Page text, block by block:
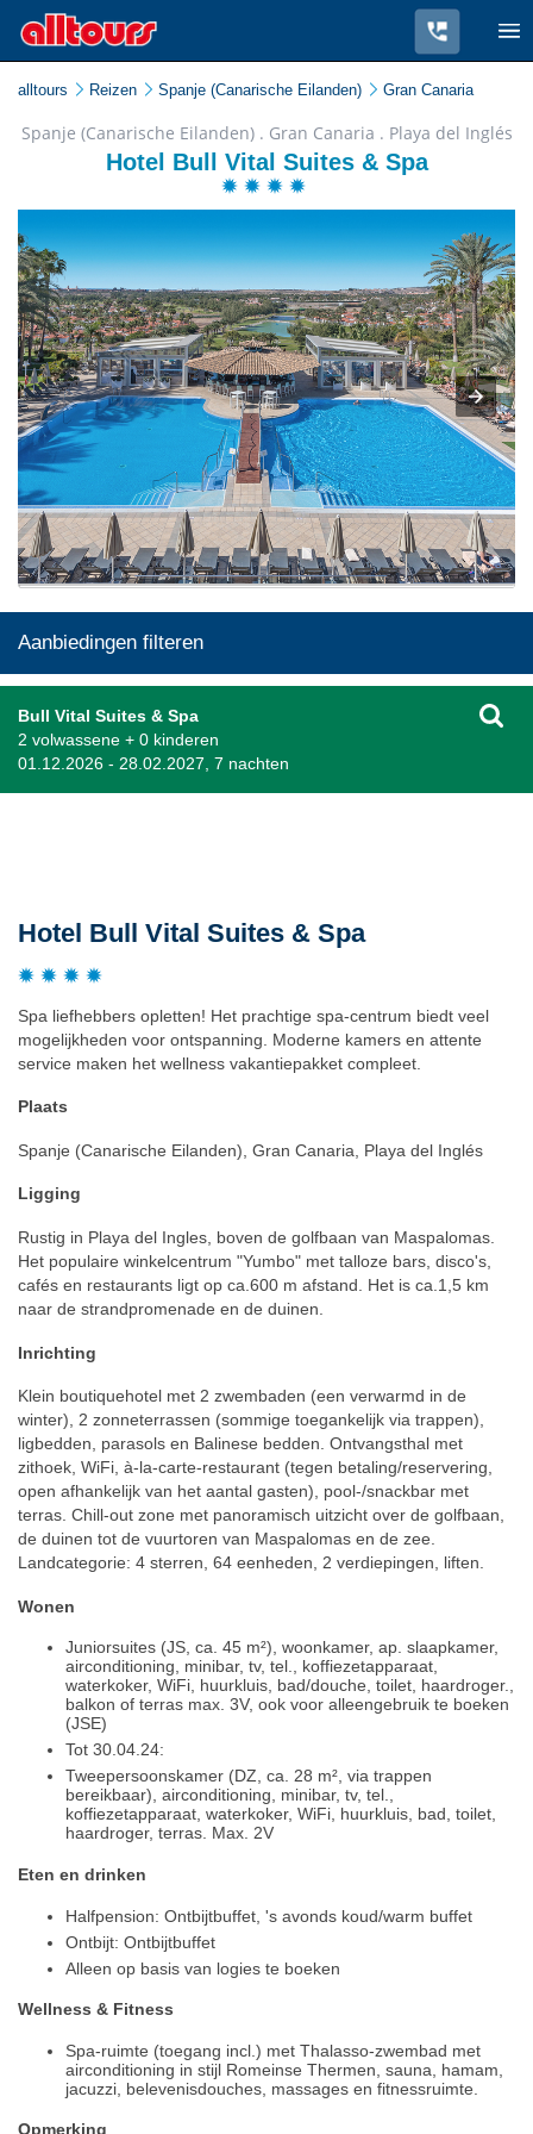
alltours Reizen Spanje (Canarische Eilanden) Gran Canaria
Spanje (Canarische Eilanden) . Gran Canaria . Playa del Inglés
Hotel Bull Vital Suites & Spa
Aanbiedingen filteren
Bull Vital Suites & Spa
2 volwassene + 0 kinderen
01.12.2026 - 28.02.2027, 7 nachten
Hotel Bull Vital Suites & Spa
Spa liefhebbers opletten! Het prachtige spa-centrum biedt veel
mogelijkheden voor ontspanning. Moderne kamers en attente
service maken het wellness vakantiepakket compleet.
Plaats
Spanje (Canarische Eilanden), Gran Canaria, Playa del Inglés
Ligging
Rustig in Playa del Ingles, boven de golfbaan van Maspalomas.
Het populaire winkelcentrum "Yumbo" met talloze bars, disco's,
cafés en restaurants ligt op ca.600 m afstand. Het is ca.1,5 km
naar de strandpromenade en de duinen.
Inrichting
Klein boutiquehotel met 2 zwembaden (een verwarmd in de
winter), 2 zonneterrassen (sommige toegankelijk via trappen),
ligbedden, parasols en Balinese bedden. Ontvangsthal met
zithoek, WiFi, à-la-carte-restaurant (tegen betaling/reservering,
open afhankelijk van het aantal gasten), pool-/snackbar met
terras. Chill-out zone met panoramisch uitzicht over de golfbaan,
de duinen tot de vuurtoren van Maspalomas en de zee.
Landcategorie: 4 sterren, 64 eenheden, 2 verdiepingen, liften.
Wonen
Juniorsuites (JS, ca. 45 m²), woonkamer, ap. slaapkamer,
airconditioning, minibar, tv, tel., koffiezetapparaat,
waterkoker, WiFi, huurkluis, bad/douche, toilet, haardroger.,
balkon of terras max. 3V, ook voor alleengebruik te boeken
(JSE)
Tot 30.04.24:
Tweepersoonskamer (DZ, ca. 28 m², via trappen
bereikbaar), airconditioning, minibar, tv, tel.,
koffiezetapparaat, waterkoker, WiFi, huurkluis, bad, toilet,
haardroger, terras. Max. 2V
Eten en drinken
Halfpension: Ontbijtbuffet, 's avonds koud/warm buffet
Ontbijt: Ontbijtbuffet
Alleen op basis van logies te boeken
Wellness & Fitness
Spa-ruimte (toegang incl.) met Thalasso-zwembad met
airconditioning in stijl Romeinse Thermen, sauna, hamam,
jacuzzi, belevenisdouches, massages en fitnessruimte.
Opmerking